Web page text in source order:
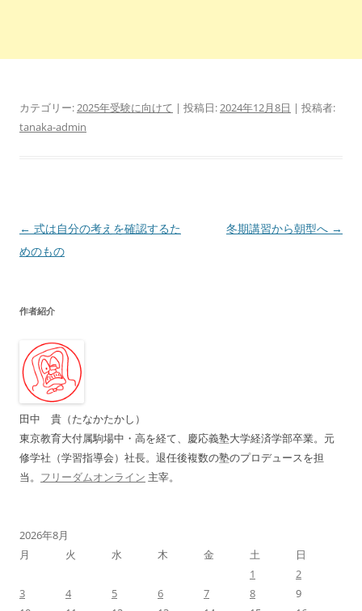
カテゴリー:2025年受験に向けて | 投稿日:2024年12月8日 | 投稿者:
tanaka-admin
投
稿
ゲ
シ
ョ
ン
← 式は自分の考えを確認するた
めのもの
冬期講習から朝型へ →
作者紹介
田中 貴（たなかたかし）
東京教育大付属駒場中・高を経て、慶応義塾大学経済学部卒業。元
修学社（学習指導会）社長。退任後複数の塾のプロデュースを担
当。 フリーダムオンライン 主宰。
2026年8月
月
火 水 木 金 土
日
1
2
3
4 5 6 7 8
9